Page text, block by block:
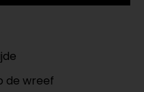
de wreef